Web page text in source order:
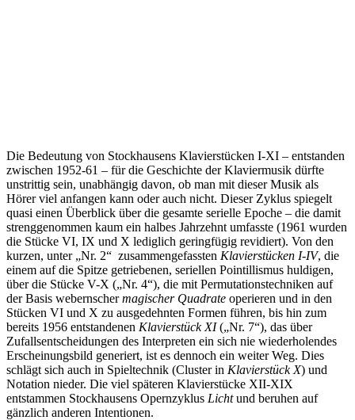
Die Bedeutung von Stockhausens Klavierstücken I-XI – entstanden
zwischen 1952-61 – für die Geschichte der Klaviermusik dürfte
unstrittig sein, unabhängig davon, ob man mit dieser Musik als
Hörer viel anfangen kann oder auch nicht. Dieser Zyklus spiegelt
quasi einen Überblick über die gesamte serielle Epoche – die damit
strenggenommen kaum ein halbes Jahrzehnt umfasste (1961 wurden
die Stücke VI, IX und X lediglich geringfügig revidiert). Von den
kurzen, unter „Nr. 2“ zusammengefassten Klavierstücken I-IV, die
einem auf die Spitze getriebenen, seriellen Pointillismus huldigen,
über die Stücke V-X („Nr. 4“), die mit Permutationstechniken auf
der Basis webernschermagischer Quadrate operieren und in den
Stücken VI und X zu ausgedehnten Formen führen, bis hin zum
bereits 1956 entstandenen Klavierstück XI(„Nr. 7“), das über
Zufallsentscheidungen des Interpreten ein sich nie wiederholendes
Erscheinungsbild generiert, ist es dennoch ein weiter Weg. Dies
schlägt sich auch in Spieltechnik (Cluster in Klavierstück X) und
Notation nieder. Die viel späteren Klavierstücke XII-XIX
entstammen Stockhausens Opernzyklus Lichtund beruhen auf
gänzlich anderen Intentionen.